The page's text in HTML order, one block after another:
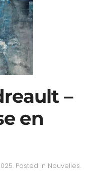
–
en
. Posted in Nouvelles.